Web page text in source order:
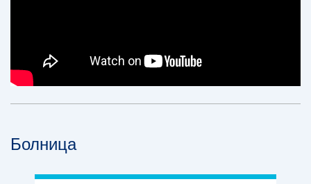
Болница